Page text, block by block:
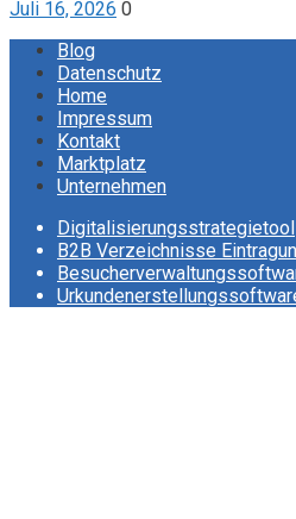
Juli 16, 2026 0
Blog
Datenschutz
Home
Impressum
Kontakt
Marktplatz
Unternehmen
Digitalisierungsstrategietool
B2B Verzeichnisse